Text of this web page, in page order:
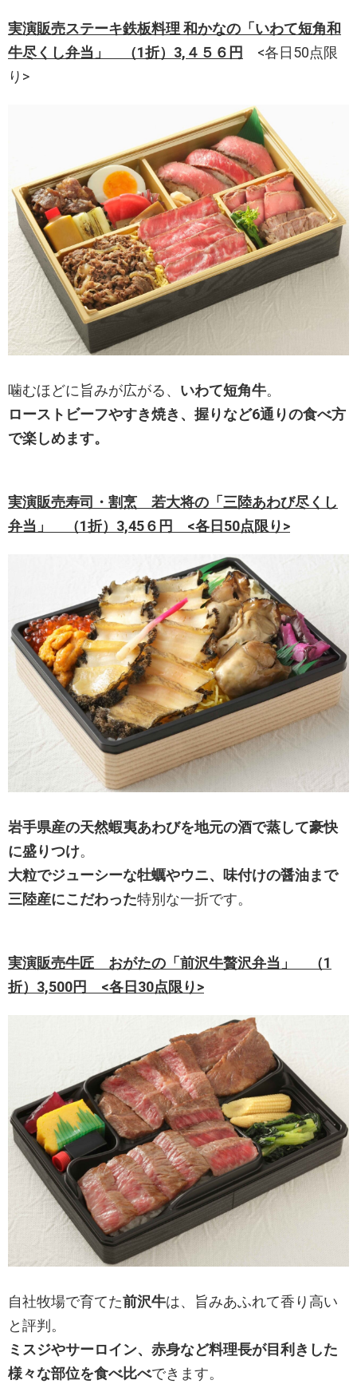
実演販売ステーキ鉄板料理 和かなの「いわて短角和
牛尽くし弁当」 （1折）3,４５６円 <各日50点限
り>
噛むほどに旨みが広がる、 いわて短角牛。
ローストビーフやすき焼き、握りなど6通りの食べ方
で楽しめます。
実演販売寿司・割烹 若大将の「三陸あわび尽くし
弁当」 （1折）3,45６円 <各日50点限り>
岩手県産の天然蝦夷あわびを地元の酒で蒸して豪快
に盛りつけ。
大粒でジューシーな牡蠣やウニ、味付けの醤油まで
三陸産にこだわった特別な一折です。
実演販売牛匠 おがたの「前沢牛贅沢弁当」 （1
折）3,500円 <各日30点限り>
自社牧場で育てた前沢牛は、旨みあふれて香り高い
と評判。
ミスジやサーロイン、赤身など料理長が目利きした
様々な部位を食べ比べできます。